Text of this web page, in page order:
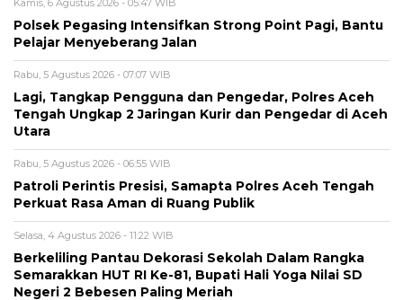
Polsek Pegasing Intensifkan Strong Point Pagi, Bantu
Pelajar Menyeberang Jalan
Rabu, 5 Agustus 2026 - 07:07 WIB
Lagi, Tangkap Pengguna dan Pengedar, Polres Aceh
Tengah Ungkap 2 Jaringan Kurir dan Pengedar di Aceh
Utara
Rabu, 5 Agustus 2026 - 06:55 WIB
Patroli Perintis Presisi, Samapta Polres Aceh Tengah
Perkuat Rasa Aman di Ruang Publik
Selasa, 4 Agustus 2026 - 11:22 WIB
Berkeliling Pantau Dekorasi Sekolah Dalam Rangka
Semarakkan HUT RI Ke-81, Bupati Hali Yoga Nilai SD
Negeri 2 Bebesen Paling Meriah